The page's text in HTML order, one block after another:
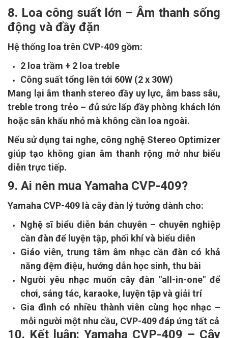
8. Loa công suất lớn – Âm thanh sống
động và đầy đặn
Hệ thống loa trên CVP-409 gồm:
2 loa trầm + 2 loa treble
Công suất tổng lên tới 60W (2 x 30W)
Mang lại âm thanh stereo đầy uy lực, âm bass sâu,
treble trong trẻo – đủ sức lấp đầy phòng khách lớn
hoặc sân khấu nhỏ mà không cần loa ngoài.
Nếu sử dụng tai nghe, công nghệ Stereo Optimizer
giúp tạo không gian âm thanh rộng mở như biểu
diễn trực tiếp.
9. Ai nên mua Yamaha CVP-409?
Yamaha CVP-409 là cây đàn lý tưởng dành cho:
Nghệ sĩ biểu diễn bán chuyên – chuyên nghiệp
cần đàn để luyện tập, phối khí và biểu diễn
Giáo viên, trung tâm âm nhạc cần đàn có khả
năng đệm điệu, hướng dẫn học sinh, thu bài
Người yêu nhạc muốn cây đàn "all-in-one" để
chơi, sáng tác, karaoke, luyện tập và giải trí
Gia đình có nhiều thành viên cùng học nhạc –
mỗi người một nhu cầu, CVP-409 đáp ứng tất cả
10. Kết luận: Yamaha CVP-409 – Cây